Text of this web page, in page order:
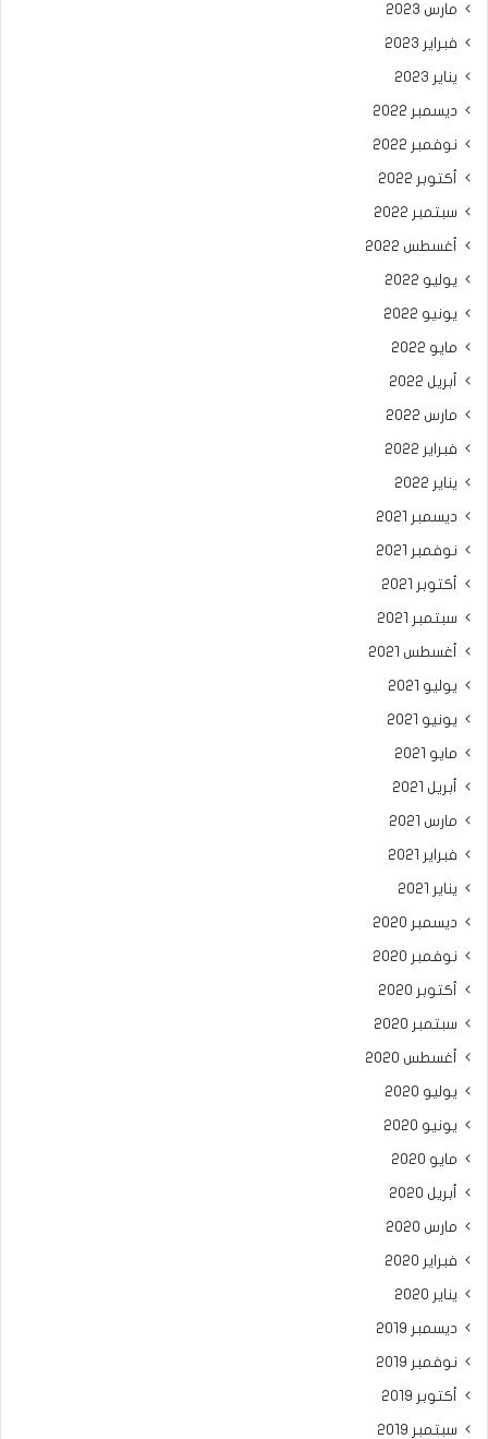
مارس 2023
فبراير 2023
يناير 2023
ديسمبر 2022
نوفمبر 2022
أكتوبر 2022
سبتمبر 2022
أغسطس 2022
يوليو 2022
يونيو 2022
مايو 2022
أبريل 2022
مارس 2022
فبراير 2022
يناير 2022
ديسمبر 2021
نوفمبر 2021
أكتوبر 2021
سبتمبر 2021
أغسطس 2021
يوليو 2021
يونيو 2021
مايو 2021
أبريل 2021
مارس 2021
فبراير 2021
يناير 2021
ديسمبر 2020
نوفمبر 2020
أكتوبر 2020
سبتمبر 2020
أغسطس 2020
يوليو 2020
يونيو 2020
مايو 2020
أبريل 2020
مارس 2020
فبراير 2020
يناير 2020
ديسمبر 2019
نوفمبر 2019
أكتوبر 2019
سبتمبر 2019